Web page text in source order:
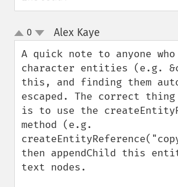
up
down
0 Alex Kaye
A quick note to anyone
character entities (e.g.
this, and finding them
escaped. The correct
is to use the
method (e.g.
then appendChild this
text nodes.